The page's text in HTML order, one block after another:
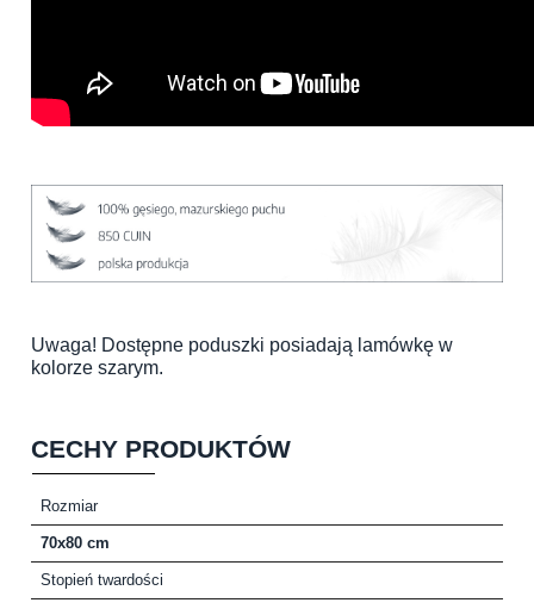
Uwaga! Dostępne poduszki posiadają lamówkę w
kolorze szarym.
CECHY PRODUKTÓW
Rozmiar
70x80 cm
Stopień twardości